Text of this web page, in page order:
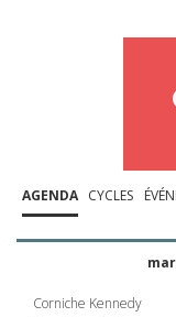
AGENDA CYCLES
Corniche Kennedy